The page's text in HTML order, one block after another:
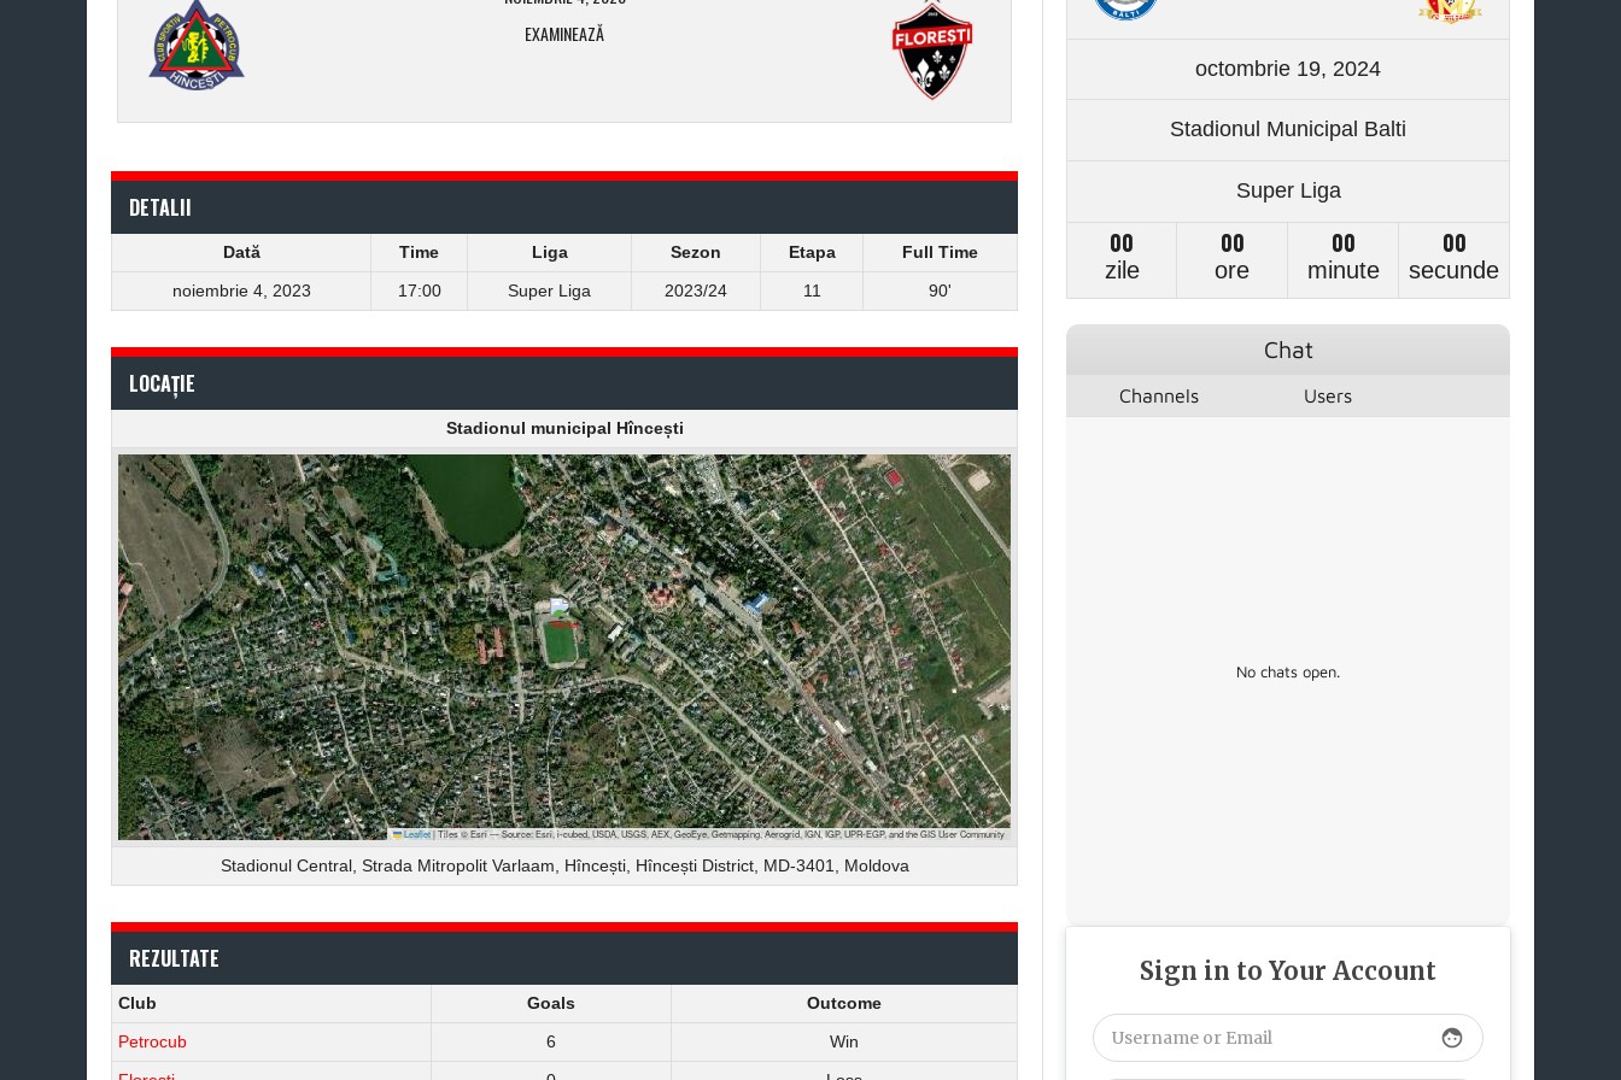
EXAMINEAZĂ
DETALII
Dată Time Liga Sezon Etapa
Full Time
noiembrie 4, 2023
17:00 Super Liga 2023/24 11 90'
LOCAȚIE
Stadionul municipal Hîncești
Leaflet|Tiles © Esri — Source: Esri, i-cubed, USDA, USGS, AEX, GeoEye, Getmapping, Aerogrid, IGN, IGP, UPR-EGP, and the GIS User Community
Stadionul Central, Strada Mitropolit Varlaam, Hîncești, Hîncești District, MD-3401, Moldova
REZULTATE
Club Goals
Outcome
Petrocub
6
Win
octombrie 19, 2024
Stadionul Municipal Balti
Super Liga
00
zile
00
ore
00
minute
00
secunde
Chat
Channels Users
No chats open.
Sign in to Your Account
face